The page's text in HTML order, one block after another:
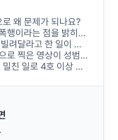
왜 문제가 되나요?
면 처분을 피할 수 있을까요?
일이 금품갈취인가요?
범죄로 넘어갈 수 있을까요?
처분이 나올 수 있나요?